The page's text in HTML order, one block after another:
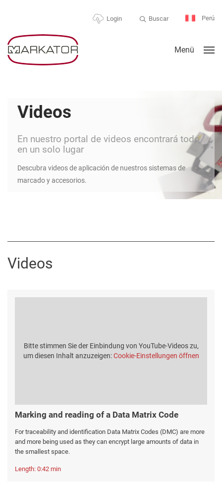
Login Buscar Perú
Menü
Videos
En nuestro portal de videos encontrará todo
en un solo lugar
Descubra videos de aplicación de nuestros sistemas de
marcado y accesorios.
Videos
Bitte stimmen Sie der Einbindung von YouTube-Videos zu,
um diesen Inhalt anzuzeigen:Cookie-Einstellungen öffnen
Marking and reading of a Data Matrix Code
For traceability and identification Data Matrix Codes (DMC) are more
and more being used as they can encrypt large amounts of data in
the smallest space.
Length: 0:42 min